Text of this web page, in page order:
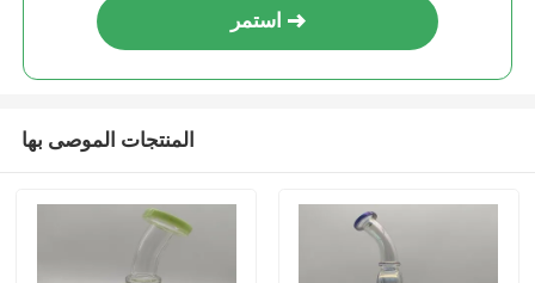
استمر
المنتجات الموصى بها